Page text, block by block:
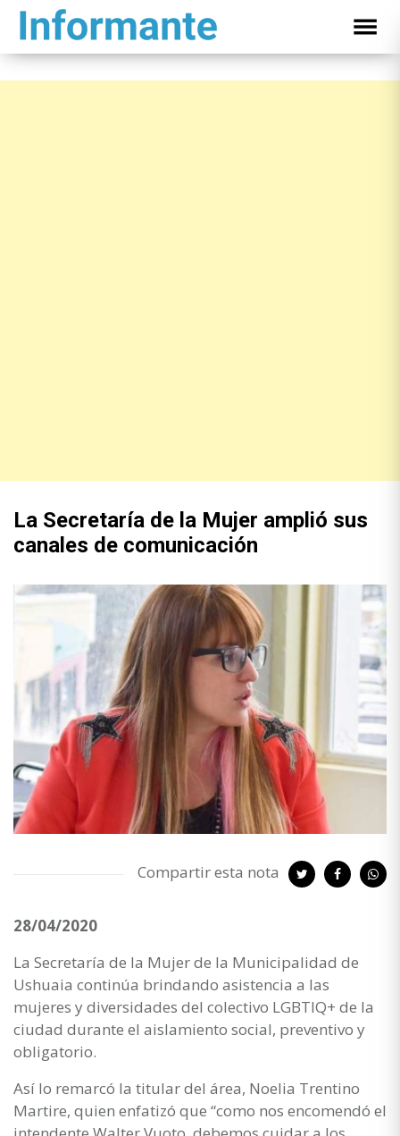
La Secretaría de la Mujer amplió sus
canales de comunicación
Compartir esta nota
28/04/2020
La Secretaría de la Mujer de la Municipalidad de
Ushuaia continúa brindando asistencia a las
mujeres y diversidades del colectivo LGBTIQ+ de la
ciudad durante el aislamiento social, preventivo y
obligatorio.
Así lo remarcó la titular del área, Noelia Trentino
Martire, quien enfatizó que “como nos encomendó el